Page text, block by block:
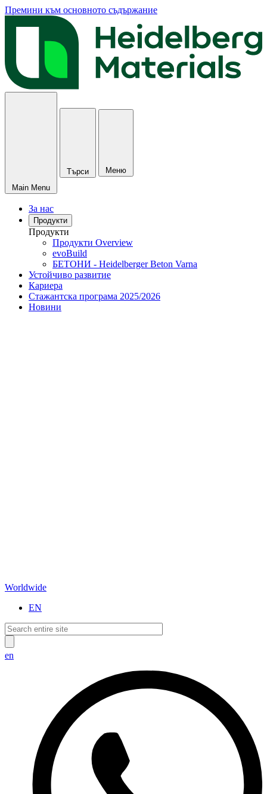
Премини към основното съдържание
Main Menu
Търси Меню
За нас
Продукти
Продукти
Продукти Overview
evoBuild
БЕТОНИ - Heidelberger Beton Varna
Устойчиво развитие
Кариера
Стажантска програма 2025/2026
Новини
Worldwide
EN
en